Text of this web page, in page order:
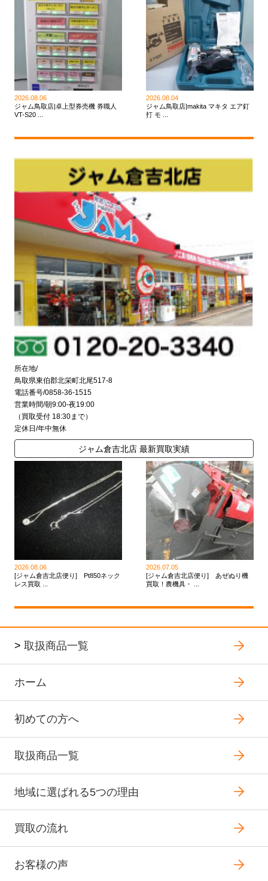
2026.08.06
ジャム鳥取店|卓上型券売機 券職人
VT-S20 ...
2026.08.04
ジャム鳥取店|makita マキタ エア釘
打 モ ...
所在地/
鳥取県東伯郡北栄町北尾517-8
電話番号/0858-36-1515
営業時間/朝9:00-夜19:00
（買取受付 18:30まで）
定休日/年中無休
ジャム倉吉北店 最新買取実績
2026.08.06
[ジャム倉吉北店便り] Pt850ネック
レス買取 ...
2026.07.05
[ジャム倉吉北店便り] あぜぬり機
買取！農機具・ ...
> 取扱商品一覧
ホーム
初めての方へ
取扱商品一覧
地域に選ばれる5つの理由
買取の流れ
お客様の声